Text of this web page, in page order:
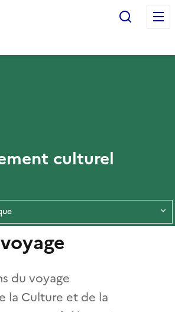
culturel
du voyage
la Culture et de la